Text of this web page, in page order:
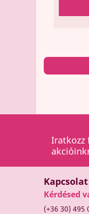
Iratkozz
Kapcsolat
Kérdésed
(+36 30) 495